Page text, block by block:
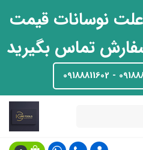
نوسانات قیمت
تماس بگیرید